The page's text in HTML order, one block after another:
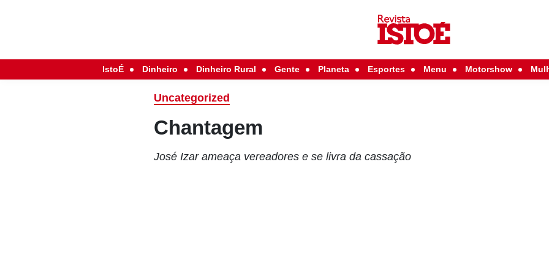
IstoÉ Dinheiro Dinheiro Rural Gente Planeta Esportes Menu Motorshow
Uncategorized
Chantagem
José Izar ameaça vereadores e se livra da cassação